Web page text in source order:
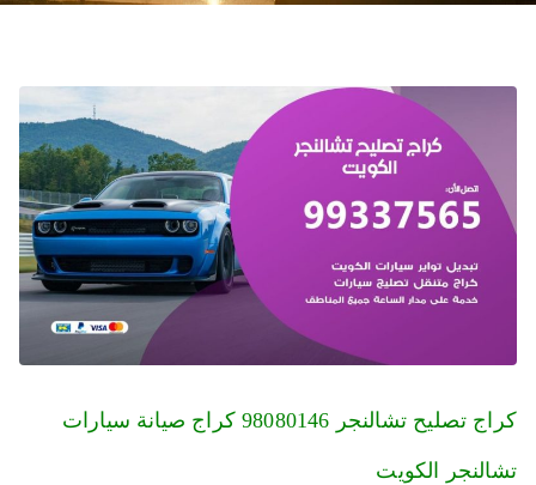
كراج تصليح تشالنجر 98080146‬ كراج صيانة سيارات
تشالنجر الكويت